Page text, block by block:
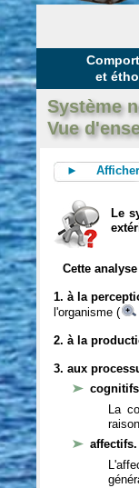
et
Système
Vue
► Afficher
Le
Cette
1. à la
l'organisme (
2. à la
3. aux
La
affectifs.